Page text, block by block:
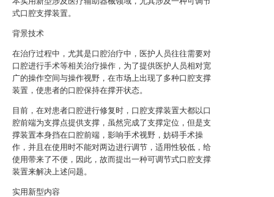
式口腔支撑装置。
背景技术
在治疗过程中，尤其是口腔治疗中，医护人员往往需要对
口腔进行手术等相关治疗操作，为了提供医护人员相对宽
广的操作空间与操作视野，在市场上出现了多种口腔支撑
装置，使患者的口腔保持在撑开状态。
目前，在对患者口腔进行修复时，口腔支撑装置大都以口
腔前端为支撑点提供支撑，虽然完成了支撑定位，但是支
撑装置本身挡在口腔前端，影响手术视野，妨碍手术操
作，并且在使用时不能对两边进行调节，适用性较低，给
使用带来了不便，因此，故而提出一种可调节式口腔支撑
装置来解决上述问题。
实用新型内容